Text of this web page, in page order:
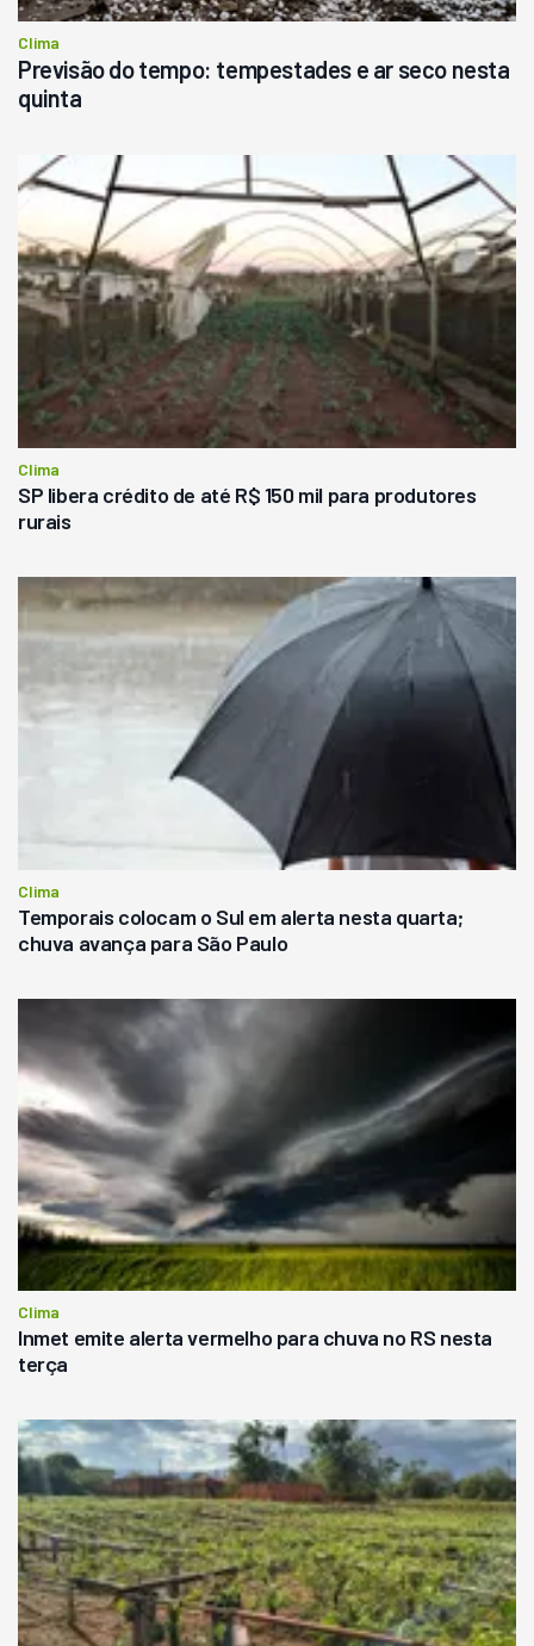
Clima
Previsão do tempo: tempestades e ar seco nesta
quinta
Clima
SP libera crédito de até R$ 150 mil para produtores
rurais
Clima
Temporais colocam o Sul em alerta nesta quarta;
chuva avança para São Paulo
Clima
Inmet emite alerta vermelho para chuva no RS nesta
terça